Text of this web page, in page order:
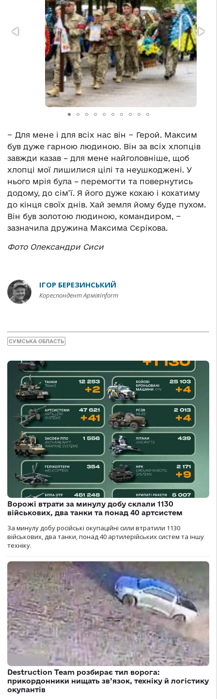
− Для мене і для всіх нас він − Герой. Максим
був дуже гарною людиною. Він за всіх хлопців
завжди казав – для мене найголовніше, щоб
хлопці мої лишилися цілі та неушкоджені. У
нього мрія була – перемогти та повернутись
додому, до сім’ї. Я його дуже кохаю і кохатиму
до кінця своїх днів. Хай земля йому буде пухом.
Він був золотою людиною, командиром, −
зазначила дружина Максима Сєрікова.
Фото Олександри Сиси
ІГОР БЕРЕЗИНСЬКИЙ
Кореспондент АрміяInform
СУМСЬКА ОБЛАСТЬ
Ворожі втрати за минулу добу склали 1130
військових, два танки та понад 40 артсистем
За минулу добу російські окупаційні сили втратили 1130
військових, два танки, понад 40 артилерійських систем та іншу
техніку.
Destruction Team розбирає тил ворога:
прикордонники нищать зв’язок, техніку й логістику
окупантів